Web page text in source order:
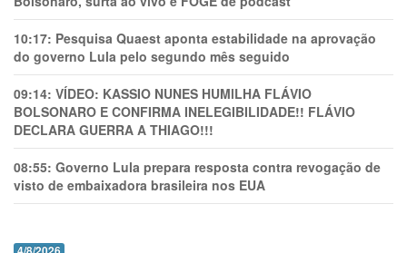
10:17: Pesquisa Quaest aponta estabilidade na aprovação
do governo Lula pelo segundo mês seguido
09:14: VÍDEO: KASSIO NUNES HUMlLHA FLÁVIO
BOLSONARO E CONFIRMA INELEGIBILIDADE!! FLÁVIO
DECLARA GUERRA A THIAGO!!!
08:55: Governo Lula prepara resposta contra revogação de
visto de embaixadora brasileira nos EUA